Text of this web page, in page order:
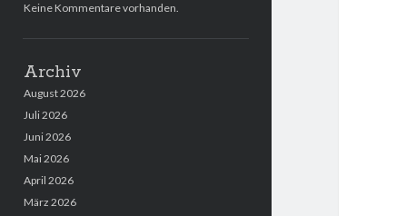
Keine Kommentare vorhanden.
Archiv
August 2026
Juli 2026
Juni 2026
Mai 2026
April 2026
März 2026